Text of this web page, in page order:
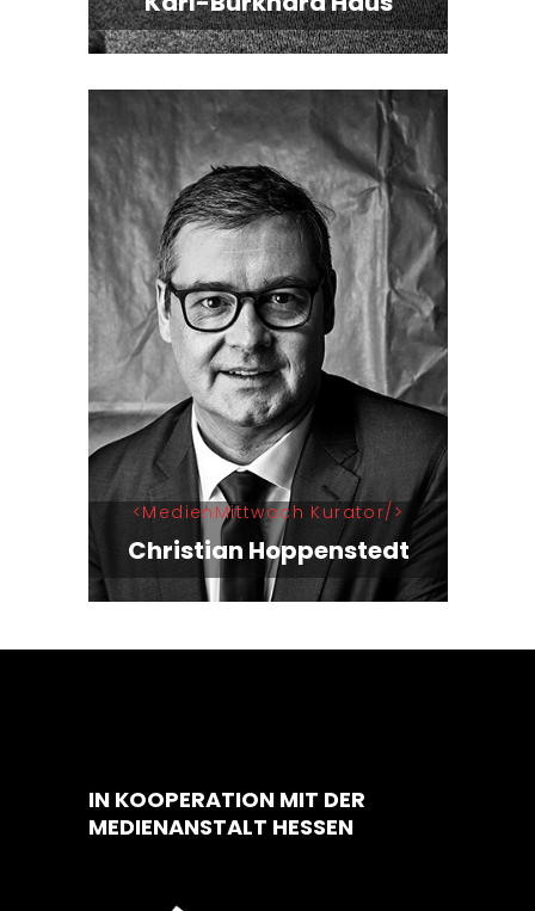
MedienMittwoch Kurator
Christian Hoppenstedt
IN KOOPERATION MIT DER
MEDIENANSTALT HESSEN